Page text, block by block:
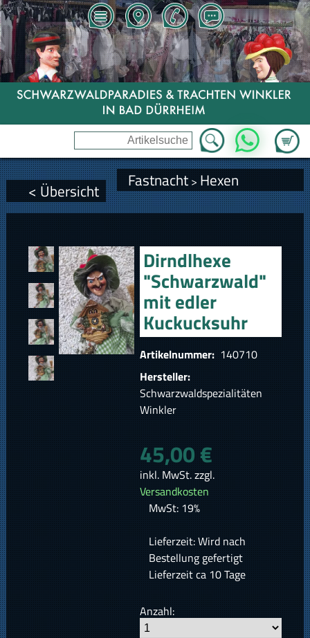
Zum
WhatsApp
< Übersicht Fastnacht> Hexen
Dirndlhexe
"Schwarzwald"
mit edler
Kuckucksuhr
Artikelnummer: 140710
Hersteller:
Schwarzwaldspezialitäten
Winkler
45,00 €
inkl. MwSt. zzgl.
Versandkosten
MwSt: 19%
Lieferzeit: Wird nach
Bestellung gefertigt
Lieferzeit ca 10 Tage
Anzahl: